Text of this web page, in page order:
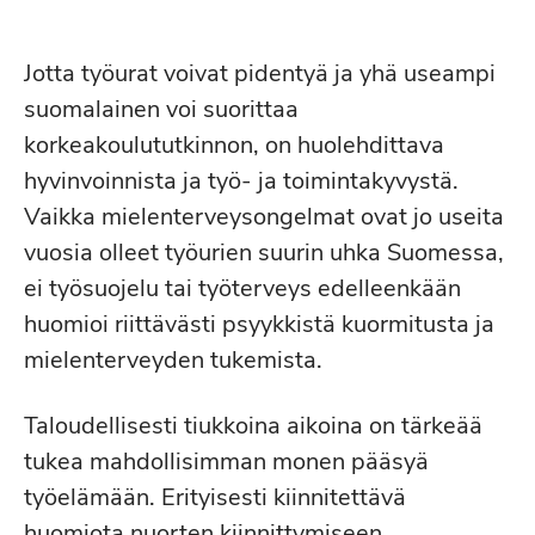
mielenterveysperusteisten
työkyvyttömyyseläkkäiden
mittaamisen rinnalle.
Mielenterveysvaikutusten
ennakkoarviointi
Kansalaisten mielenterveyteen
vaikutetaan kaikkien hallinnonalojen
päätöksillä ja lainsäädäntömuutoksilla,
mikäjää usein huomioimatta uudistuksia
valmisteltaessa.
Mielenterveysvaikutusten arvioinnin
(MIVA) avulla pyritään arvioimaan
Sosiaalihuollon asiakkaat jäävät usein
vaille riittäväätukea erityisesti
mielenterveyteen liittyvissä haasteissa.
Palvelujärjestelmän pirstaleisuus
viivästyttää arviointiasekä tarpeen
mukaisen tuen oikea-aikaista
kohdennettujen sosiaalihuollon
palveluidenmoniammatillisuutta
hyödyntämällä lakisääteisesti myös
harjoittelu.
Erikoispsykologien asema
palvelujärjestelmässä
Erikoispsykologien asema tulee
vakiinnuttaalaillistuksen tai
nimikesuojauksen kauttamuiden
Pohjoismaiden tapaan.
selkiyttäminen ja
erityisasiantuntemuksen tunnistaminen
mahdollistavat työtehtävien jakamisen
Jotta työurat voivat pidentyä ja yhä useampi
suomalainen voi suorittaa
korkeakoulututkinnon, on huolehdittava
hyvinvoinnista ja työ- ja toimintakyvystä.
Vaikka mielenterveysongelmat ovat jo useita
vuosia olleet työurien suurin uhka Suomessa,
ei työsuojelu tai työterveys edelleenkään
huomioi riittävästi psyykkistä kuormitusta ja
mielenterveyden tukemista.
Taloudellisesti tiukkoina aikoina on tärkeää
tukea mahdollisimman monen pääsyä
työelämään. Erityisesti kiinnitettävä